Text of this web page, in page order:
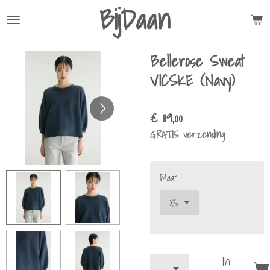
direct
hoofdinhoud
BijDaan
Bellerose Sweat
VICSKE (Navy)
€ 119,00
GRATIS verzending
Maat
In